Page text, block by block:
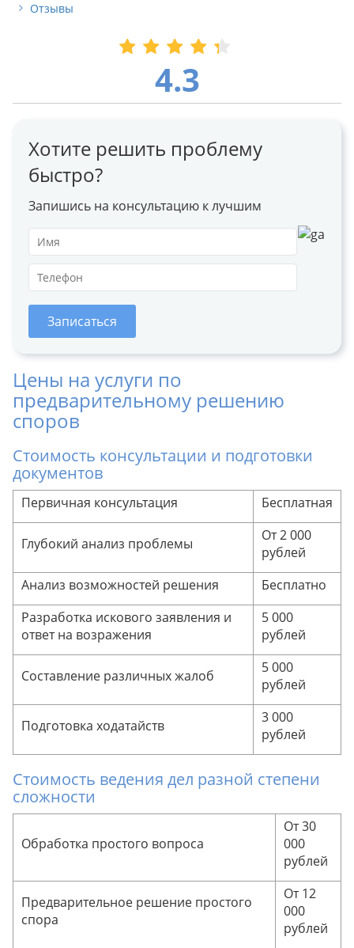
Отзывы
4.3
Хотите решить проблему
быстро?
Запишись на консультацию к лучшим
Записаться
Цены на услуги по
предварительному решению
споров
Стоимость консультации и подготовки
документов
Первичная консультация Бесплатная
Глубокий анализ проблемы
От 2 000
рублей
Анализ возможностей решения
Бесплатно
Разработка искового заявления и
ответ на возражения
5 000
рублей
Составление различных жалоб
5 000
рублей
Подготовка ходатайств
3 000
рублей
Стоимость ведения дел разной степени
сложности
Обработка простого вопроса
От 30
000
рублей
Предварительное решение простого
спора
От 12
000
рублей